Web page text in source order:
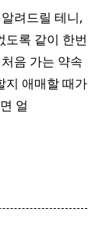
려드릴 테니,
도록 같이 한번
음 가는 약속
지 애매할 때가
얼